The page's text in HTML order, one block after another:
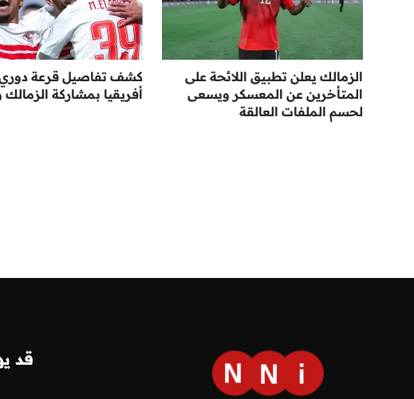
الزمالك يعلن تطبيق اللائحة على
المتأخرين عن المعسكر ويسعى
لحسم الملفات العالقة
كشف تفاصيل قرعة دوري
أفريقيا بمشاركة الزمالك
قد